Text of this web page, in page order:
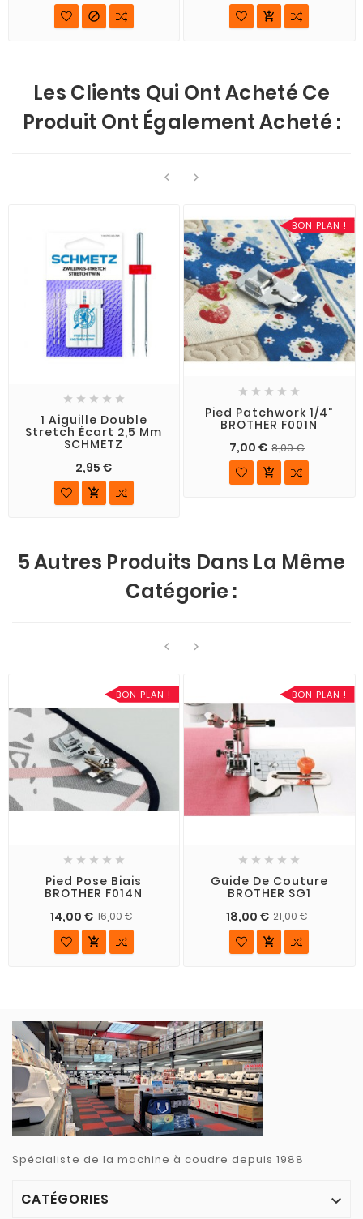
 
Les Clients Qui Ont Acheté Ce
Produit Ont Également Acheté :
 
    
1 Aiguille Double
Stretch Écart 2,5 Mm
SCHMETZ
2,95 €

BON PLAN !
    
Pied Patchwork 1/4"
BROTHER F001N
7,00 € 8,00 €

5 Autres Produits Dans La Même
Catégorie :
 
BON PLAN !
    
Pied Pose Biais
BROTHER F014N
14,00 € 16,00 €

BON PLAN !
    
Guide De Couture
BROTHER SG1
18,00 € 21,00 €

Spécialiste de la machine à coudre depuis 1988
CATÉGORIES 